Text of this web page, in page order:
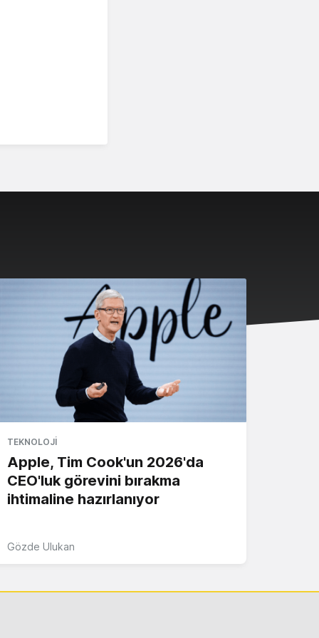
TEKNOLOJI
Apple, Tim Cook'un 2026'da
CEO'luk görevini bırakma
ihtimaline hazırlanıyor
Gözde Ulukan